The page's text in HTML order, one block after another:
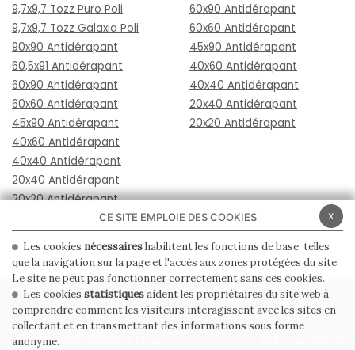
9,7x9,7 Tozz Puro Poli
9,7x9,7 Tozz Galaxia Poli
90x90 Antidérapant
60,5x91 Antidérapant
60x90 Antidérapant
60x60 Antidérapant
45x90 Antidérapant
40x60 Antidérapant
40x40 Antidérapant
20x40 Antidérapant
20x20 Antidérapant
60x90 Antidérapant
60x60 Antidérapant
45x90 Antidérapant
40x60 Antidérapant
40x40 Antidérapant
20x40 Antidérapant
20x20 Antidérapant
PRIVACY POLICY COOKIE POLICY
CONDITIONS GÉNÉRALES DE VENTE
x
CE SITE EMPLOIE DES COOKIES
Les cookies nécessaireshabilitent les fonctions de base, telles
que la navigation sur la page et l'accès aux zones protégées du site.
Le site ne peut pas fonctionner correctement sans ces cookies.
Les cookies statistiquesaident les propriétaires du site web à
comprendre comment les visiteurs interagissent avec les sites en
collectant et en transmettant des informations sous forme
anonyme.